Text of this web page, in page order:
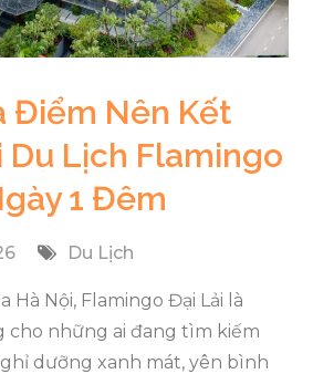
Điểm Nên Kết
Du Lịch Flamingo
1 Đêm
Du Lịch
Hà Nội, Flamingo Đại Lải là
cho những ai đang tìm kiếm
dưỡng xanh mát, yên bình